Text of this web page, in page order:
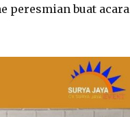
peresmian buat acara